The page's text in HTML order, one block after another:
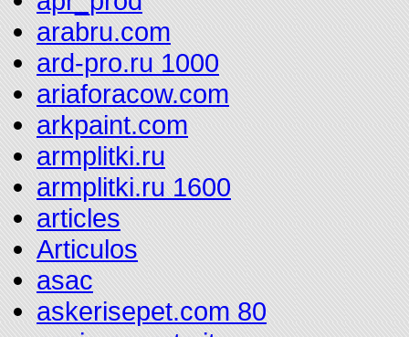
arabru.com
ard-pro.ru 1000
ariaforacow.com
arkpaint.com
armplitki.ru
armplitki.ru 1600
articles
Articulos
asac
askerisepet.com 80